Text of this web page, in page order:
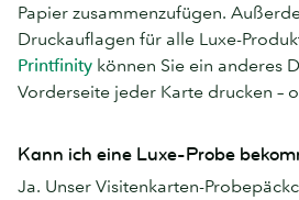
Papier zusammenzufügen.
Druckauflagen für alle Luxe-
Printfinity können Sie ein anderes
Vorderseite jeder Karte drucken –
Kann ich eine Luxe-Probe
Ja. Unser Visitenkarten-